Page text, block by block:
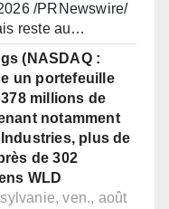
/PRNewswire/
reste au…
(NASDAQ :
un portefeuille
millions de
notamment
plus de
de 302
WLD
ven., août